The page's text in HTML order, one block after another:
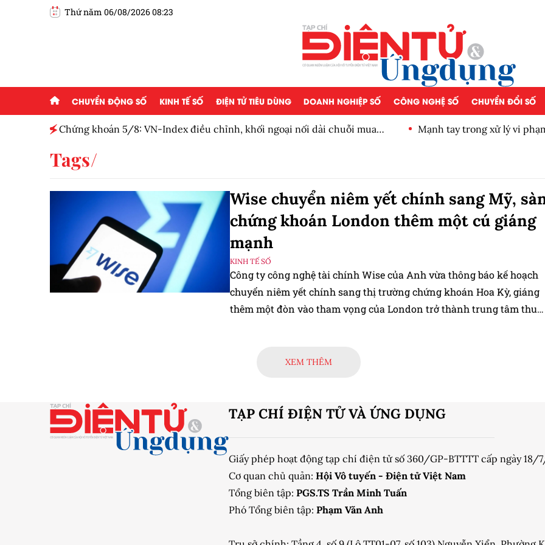
Thứ năm 06/08/2026 08:23
CHUYỂN ĐỘNG SỐ KINH TẾ SỐ ĐIỆN TỬ TIÊU DÙNG DOANH NGHIỆP SỐ CÔNG NGHỆ SỐ CHUYỂN ĐỔI SỐ
Chứng khoán 5/8: VN-Index điều chỉnh, khối ngoại nối dài chuỗi mua
Mạnh tay trong xử lý vi
Tags
Wise chuyển niêm yết chính sang Mỹ,
chứng khoán London thêm một cú giáng
mạnh
KINH TẾ SỐ
Công ty công nghệ tài chính Wise của Anh vừa thông báo kế hoạch
chuyển niêm yết chính sang thị trường chứng khoán Hoa Kỳ, giáng
thêm một đòn vào tham vọng của London trở thành trung tâm thu
XEM THÊM
TẠP CHÍ ĐIỆN TỬ VÀ ỨNG DỤNG
Giấy phép hoạt động tạp chí điện tử số 360/GP-BTTTT cấp ngày 18/
Cơ quan chủ quản: Hội Vô tuyến - Điện tử Việt Nam
Tổng biên tập: PGS.TS Trần Minh Tuấn
Phó Tổng biên tập: Phạm Văn Anh